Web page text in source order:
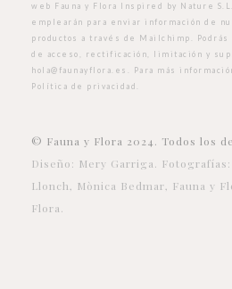
web Fauna y Flora Inspired by Nature
emplearán para enviar información de
productos a través de Mailchimp.
de acceso, rectificación, limitación y
hola@faunayflora.es
. Para más
Política de privacidad
© Fauna y Flora 2024. Todos los
Diseño: Mery Garriga.
Llonch, Mònica Bedmar, Fauna y
Flora.